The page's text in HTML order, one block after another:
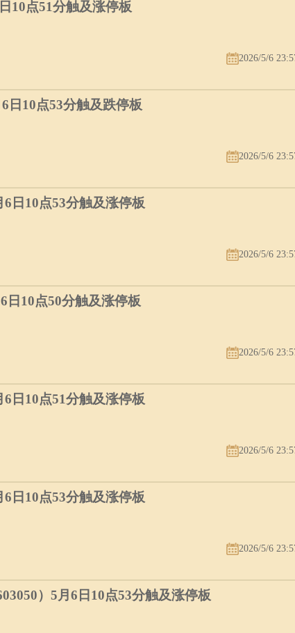
10点51分触及涨停板
2026/5/6
日10点53分触及跌停板
2026/5/6
日10点53分触及涨停板
2026/5/6
日10点50分触及涨停板
2026/5/6
日10点51分触及涨停板
2026/5/6
日10点53分触及涨停板
2026/5/6
）5月6日10点53分触及涨停板